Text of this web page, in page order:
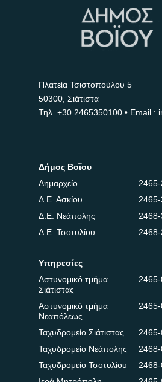
Πλατεία Τσιστοπούλου 5
50300, Σιάτιστα
Τηλ. +30 2465350100 • Email :
Δήμος Βοΐου
Δημαρχείο
Δ.Ε. Ασκίου
Δ.Ε. Νεάπολης
Δ.Ε. Τσοτυλίου
Υπηρεσίες
Αστυνομικό τμήμα
Σιάτιστας
Αστυνομικό τμήμα
Νεαπόλεως
Ταχυδρομείο Σιάτιστας
Ταχυδρομείο Νεάπολης
Ταχυδρομείο Τσοτυλίου